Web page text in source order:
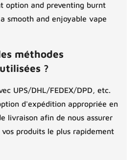
option and preventing burnt
smooth and enjoyable vape
méthodes
?
UPS/DHL/FEDEX/DPD, etc.
d'expédition appropriée en
livraison afin de nous assurer
produits le plus rapidement